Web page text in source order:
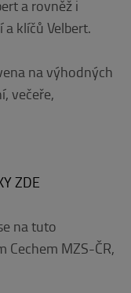
a rovněž i
klíčů Velbert.
na výhodných
večeře,
ZDE
na tuto
MZS-ČR,